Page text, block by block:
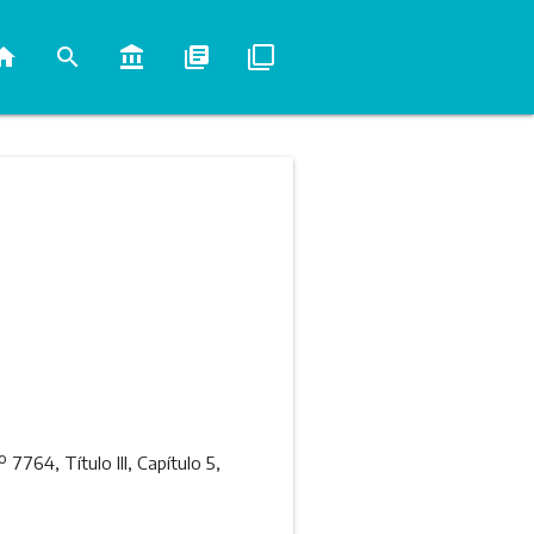
search account_balance library_books filter_none
7764, Título III, Capítulo 5,